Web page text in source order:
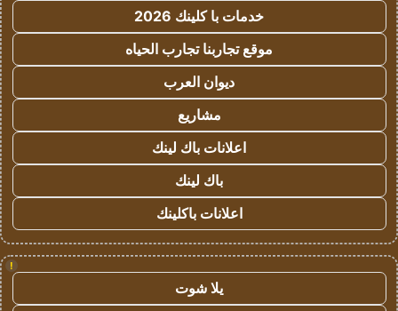
خدمات با كلينك 2026
موقع تجاربنا تجارب الحياه
ديوان العرب
مشاريع
اعلانات باك لينك
باك لينك
اعلانات باكلينك
!
يلا شوت